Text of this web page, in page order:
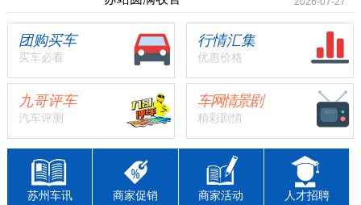
团购买车
买车必看
行情汇集
优惠价格
九哥评车
汽车评测
车网情景剧
精彩剧情
苏州车讯 商家促销 商家活动 人才招聘